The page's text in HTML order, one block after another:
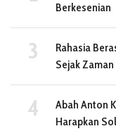
Berkesenian
Rahasia
Sejak
Abah Anton
Harapkan